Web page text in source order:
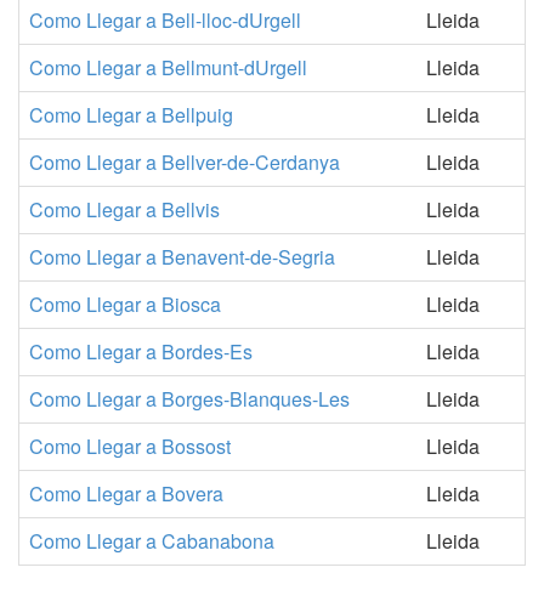
Como Llegar a Bell-lloc-dUrgell
Lleida
Como Llegar a Bellmunt-dUrgell
Lleida
Como Llegar a Bellpuig
Lleida
Como Llegar a Bellver-de-Cerdanya
Lleida
Como Llegar a Bellvis
Lleida
Como Llegar a Benavent-de-Segria
Lleida
Como Llegar a Biosca
Lleida
Como Llegar a Bordes-Es
Lleida
Como Llegar a Borges-Blanques-Les
Lleida
Como Llegar a Bossost
Lleida
Como Llegar a Bovera
Lleida
Como Llegar a Cabanabona
Lleida